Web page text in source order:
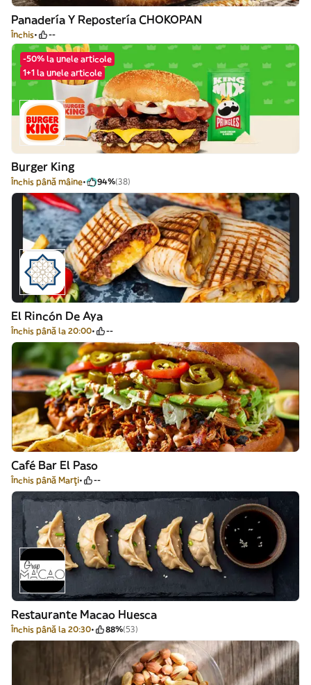
Panadería Y Repostería CHOKOPAN
Închis --
-50% la unele articole
1+1 la unele articole
Burger King
Închis până mâine 94%(38)
El Rincón De Aya
Închis până la 20:00 --
Café Bar El Paso
Închis până Marți --
Restaurante Macao Huesca
Închis până la 20:30 88%(53)